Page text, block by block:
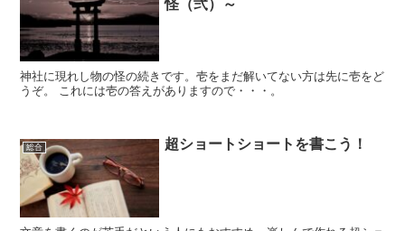
怪（弐）～
神社に現れし物の怪の続きです。壱をまだ解いてない方は先に壱をど
うぞ。 これには壱の答えがありますので・・・。
総合 超ショートショートを書こう！